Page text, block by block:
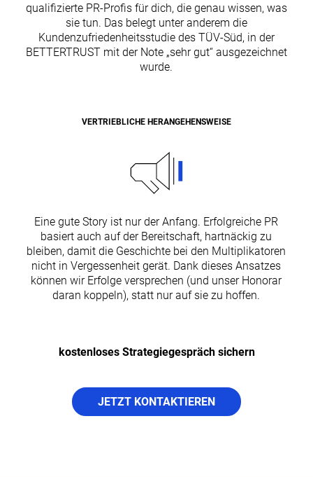
qualifizierte PR-Profis für dich, die genau wissen, was
sie tun. Das belegt unter anderem die
Kundenzufriedenheitsstudie des TÜV-Süd, in der
BETTERTRUST mit der Note „sehr gut“ ausgezeichnet
wurde.
VERTRIEBLICHE HERANGEHENSWEISE
Eine gute Story ist nur der Anfang. Erfolgreiche PR
basiert auch auf der Bereitschaft, hartnäckig zu
bleiben, damit die Geschichte bei den Multiplikatoren
nicht in Vergessenheit gerät. Dank dieses Ansatzes
können wir Erfolge versprechen (und unser Honorar
daran koppeln), statt nur auf sie zu hoffen.
kostenloses Strategiegespräch sichern
JETZT KONTAKTIEREN